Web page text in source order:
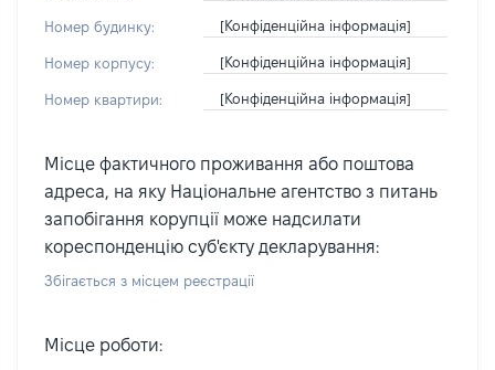
Номер будинку: [Конфіденційна інформація]
Номер корпусу: [Конфіденційна інформація]
Номер квартири: [Конфіденційна інформація]
Місце фактичного проживання або поштова
адреса, на яку Національне агентство з питань
запобігання корупції може надсилати
кореспонденцію суб'єкту декларування:
Збігається з місцем реєстрації
Місце роботи: